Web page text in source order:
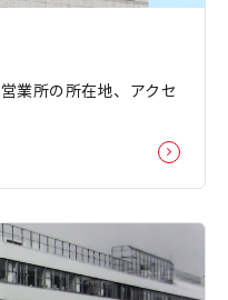
業所の所在地、アクセ